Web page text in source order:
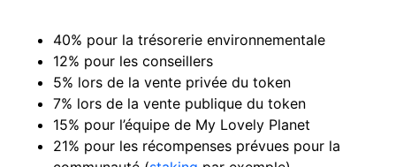
40% pour la trésorerie environnementale
12% pour les conseillers
5% lors de la vente privée du token
7% lors de la vente publique du token
15% pour l’équipe de My Lovely Planet
21% pour les récompenses prévues pour la